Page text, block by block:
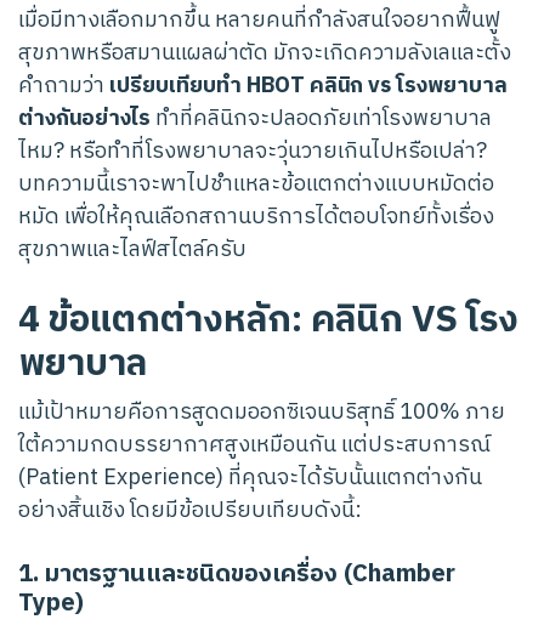
เมื่อมีทางเลือกมากขึ้น หลายคนที่กำลังสนใจอยากฟื้นฟู
สุขภาพหรือสมานแผลผ่าตัด มักจะเกิดความลังเลและตั้ง
คำถามว่า เปรียบเทียบทำ HBOT คลินิก vs โรงพยาบาล
ต่างกันอย่างไร ทำที่คลินิกจะปลอดภัยเท่าโรงพยาบาล
ไหม? หรือทำที่โรงพยาบาลจะวุ่นวายเกินไปหรือเปล่า?
บทความนี้เราจะพาไปชำแหละข้อแตกต่างแบบหมัดต่อ
หมัด เพื่อให้คุณเลือกสถานบริการได้ตอบโจทย์ทั้งเรื่อง
สุขภาพและไลฟ์สไตล์ครับ
4 ข้อแตกต่างหลัก: คลินิก VS โรง
พยาบาล
แม้เป้าหมายคือการสูดดมออกซิเจนบริสุทธิ์ 100% ภาย
ใต้ความกดบรรยากาศสูงเหมือนกัน แต่ประสบการณ์
(Patient Experience) ที่คุณจะได้รับนั้นแตกต่างกัน
อย่างสิ้นเชิง โดยมีข้อเปรียบเทียบดังนี้:
1. มาตรฐานและชนิดของเครื่อง (Chamber
Type)